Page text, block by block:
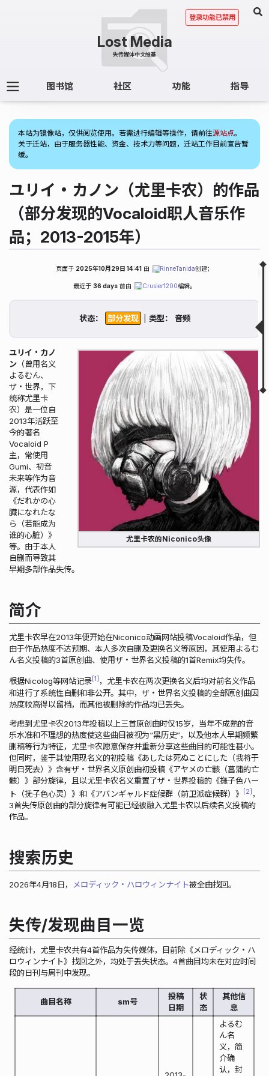
图书馆 社区 功能 指导
登录功能已禁用
本站为镜像站，仅供阅览使用。若需进行编辑等操作，请前往源站点。
关于迁站，由于服务器性能、资金、技术力等问题，迁站工作目前宣告暂
缓。
ユリイ・カノン（尤里卡农）的作品
（部分发现的Vocaloid职人音乐作
品；2013-2015年）
失传/发现曲目一览
▲ ▼
页面于 2025年10月29日 14:41 由 RinneTanida创建；
最近于36 days 前由 Crusier1200编辑。
状态： 类型：
尤里卡农的Niconico头像
ユリイ・カノ
ン （曾用名义
よるむん、
ザ・世界，下
统称尤里卡
农）是一位自
2013年活跃至
今的著名
Vocaloid P
主，常使用
Gumi、初音
未来等作为音
源，代表作如
《だれかの心
臓になれたな
ら（若能成为
谁的心脏）》
等。由于本人
自删而导致其
早期多部作品失传。
简介
尤里卡农早在2013年便开始在Niconico动画网站投稿Vocaloid作品，但
由于作品热度不达预期、本人多次自删及更换名义等原因，其使用よるむ
ん名义投稿的3首原创曲、使用ザ・世界名义投稿的1首Remix均失传。
根据Nicolog等网站记录 1 ，尤里卡农在两次更换名义后均对前名义作品
和进行了系统性自删和非公开。其中，ザ・世界名义投稿的全部原创曲因
热度较高得以留档，而其他被删除的作品均已丢失。
考虑到尤里卡农2013年投稿以上三首原创曲时仅15岁，当年不成熟的音
乐水准和不理想的热度使这些曲目被视为“黑历史”，以及他本人早期频繁
删稿等行为特征，尤里卡农愿意保存并重新分享这些曲目的可能性甚小。
但同时，鉴于其使用现名义的初投稿《あしたは死ぬことにした（我将于
明日死去）》含有ザ・世界名义原创曲初投稿《アヤメの亡骸（菖蒲的亡
骸）》部分旋律，且以尤里卡农名义重置了ザ・世界投稿的《撫子色ハー
ト（抚子色心灵）》和《アバンギャルド症候群（前卫派症候群）》
2 ，
3首失传原创曲的部分旋律有可能已经被融入尤里卡农以后续名义投稿的
作品。
搜索历史
2026年4月18日， メロディック・ハロウィンナイト被全曲找回。
失传/发现曲目一览
经统计，尤里卡农共有4首作品为失传媒体，目前除《メロディック・ハ
ロウィンナイト》找回之外，均处于丢失状态。4首曲目均未在对应时间
段的日刊与周刊中发现。
曲目名称 sm号
投稿
日期
状
态
其他信
息
よるむ
ん名
义，简
介确
认，封